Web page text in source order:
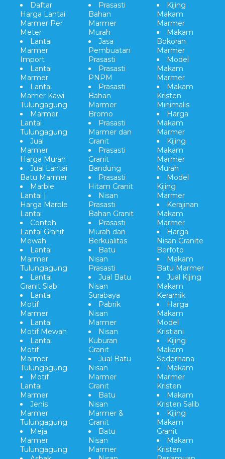
Daftar
Harga Lantai
Marmer Per
Meter
Lantai
Marmer
Import
Lantai
Marmer
Lantai
Mamer Kawi
Tulungagung
Marmer
Lantai
Tulungagung
Jual
Marmer
Harga Murah
Jual Lantai
Batu Marmer
Marble
Lantai |
Harga Marble
Lantai
Contoh
Lantai Granit
Mewah
Lantai
Marmer
Tulungagung
Lantai
Granit Slab
Lantai
Motif
Marmer
Lantai
Motif Mewah
Lantai
Motif
Marmer
Tulungagung
Motif
Lantai
Marmer
Jenis
Marmer
Tulungagung
Meja
Marmer
Tulungagung
Prasasti
Bahan
Marmer
Murah
Jasa
Pembuatan
Prasasti
Prasasti
PNPM
Prasasti
Bahan
Marmer
Bromo
Prasasti
Marmer dan
Granit
Prasasti
Granit
Bandung
Prasasti
Hitam Granit
Nisan
Prasasti
Bahan Granit
Prasasti
Murah dan
Berkualitas
Batu
Nisan
Prasasti
Jual Batu
Nisan
Surabaya
Pabrik
Nisan
Marmer
Nisan
Kuburan
Granit
Jual Batu
Nisan
Marmer
Granit
Batu
Nisan
Marmer &
Granit
Batu
Nisan
Marmer
Kijing
Makam
Marmer
Makam
Bokoran
Marmer
Model
Makam
Marmer
Makam
Kristen
Minimalis
Harga
Makam
Marmer
Kijing
Makam
Marmer
Murah
Model
Kijing
Marmer
Kerajinan
Makam
Marmer
Harga
Nisan Granite
Berfoto
Makam
Batu Marmer
Jual Kijing
Makam
Keramik
Harga
Makam
Model
Kristiani
Kijing
Makam
Sederhana
Makam
Marmer
Kristen
Makam
Kristen Salib
Kijing
Makam
Granit
Makam
Kristen